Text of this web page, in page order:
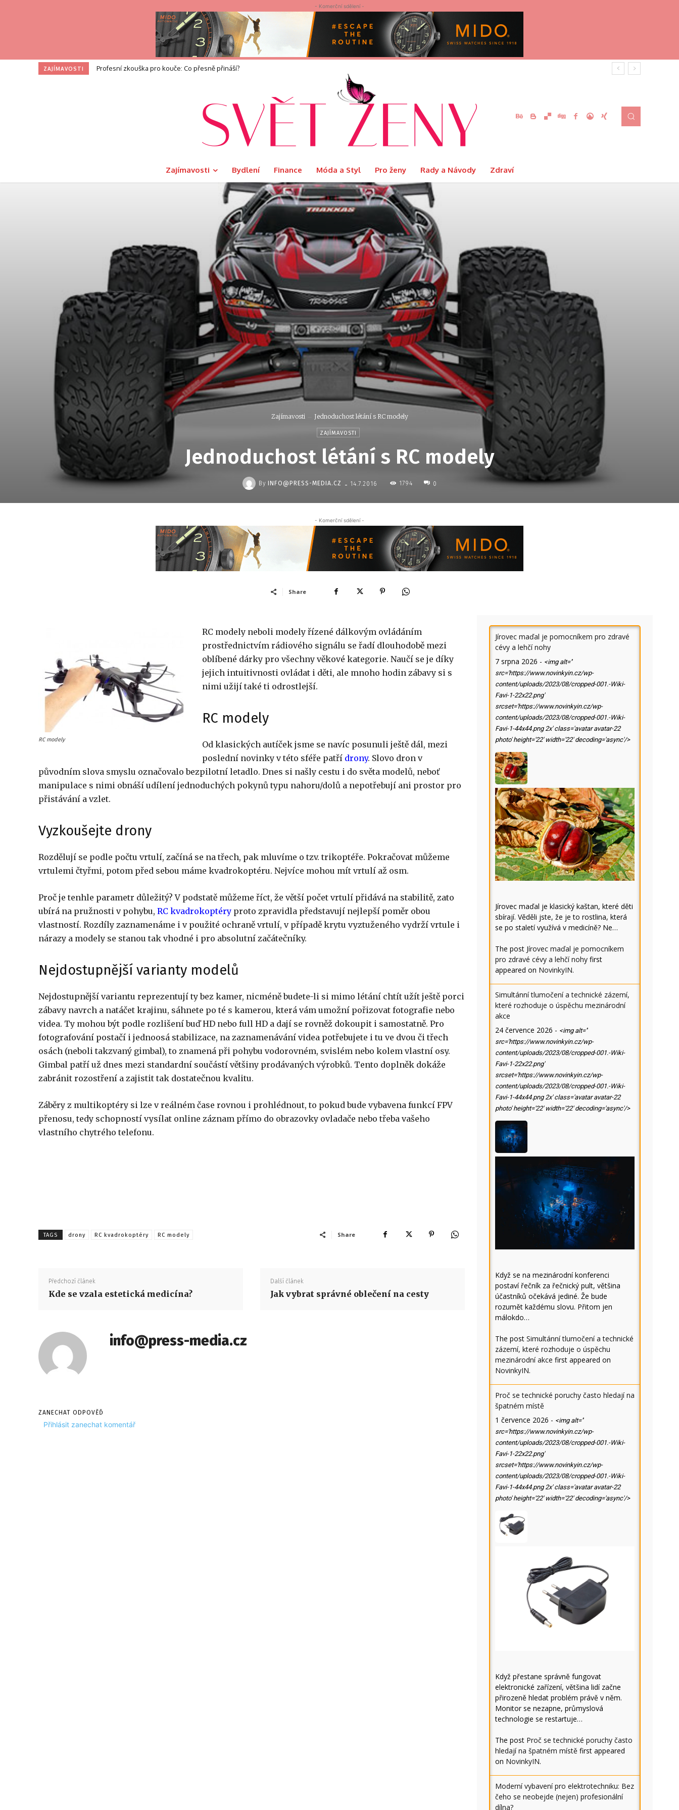
- Komerční sdělení -
ZAJÍMAVOSTI Profesní zkouška pro kouče: Co přesně přináší?
Zajímavosti Bydlení Finance Móda a Styl Pro ženy Rady a Návody Zdraví
Zajímavosti Jednoduchost létání s RC modely
ZAJÍMAVOSTI
Jednoduchost létání s RC modely
By INFO@PRESS-MEDIA.CZ - 14.7.2016 1794 0
- Komerční sdělení -
Share
RC modely
RC modely neboli modely řízené dálkovým ovládáním
prostřednictvím rádiového signálu se řadí dlouhodobě mezi
oblíbené dárky pro všechny věkové kategorie. Naučí se je díky
jejich intuitivnosti ovládat i děti, ale mnoho hodin zábavy si s
nimi užijí také ti odrostlejší.
RC modely
Od klasických autíček jsme se navíc posunuli ještě dál, mezi
poslední novinky v této sféře patří drony. Slovo dron v
původním slova smyslu označovalo bezpilotní letadlo. Dnes si našly cestu i do světa modelů, neboť
manipulace s nimi obnáší udílení jednoduchých pokynů typu nahoru/dolů a nepotřebují ani prostor pro
přistávání a vzlet.
Vyzkoušejte drony
Rozdělují se podle počtu vrtulí, začíná se na třech, pak mluvíme o tzv. trikoptéře. Pokračovat můžeme
vrtulemi čtyřmi, potom před sebou máme kvadrokoptéru. Nejvíce mohou mít vrtulí až osm.
Proč je tenhle parametr důležitý? V podstatě můžeme říct, že větší počet vrtulí přidává na stabilitě, zato
ubírá na pružnosti v pohybu, RC kvadrokoptéry proto zpravidla představují nejlepší poměr obou
vlastností. Rozdíly zaznamenáme i v použité ochraně vrtulí, v případě krytu vyztuženého vydrží vrtule i
nárazy a modely se stanou tak vhodné i pro absolutní začátečníky.
Nejdostupnější varianty modelů
Nejdostupnější variantu reprezentují ty bez kamer, nicméně budete-li si mimo létání chtít užít ještě porci
zábavy navrch a natáčet krajinu, sáhnete po té s kamerou, která vám umožní pořizovat fotografie nebo
videa. Ty mohou být podle rozlišení buď HD nebo full HD a dají se rovněž dokoupit i samostatně. Pro
fotografování postačí i jednoosá stabilizace, na zaznamenávání videa potřebujete i tu ve dvou či třech
osách (neboli takzvaný gimbal), to znamená při pohybu vodorovném, svislém nebo kolem vlastní osy.
Gimbal patří už dnes mezi standardní součástí většiny prodávaných výrobků. Tento doplněk dokáže
zabránit rozostření a zajistit tak dostatečnou kvalitu.
Záběry z multikoptéry si lze v reálném čase rovnou i prohlédnout, to pokud bude vybavena funkcí FPV
přenosu, tedy schopností vysílat online záznam přímo do obrazovky ovladače nebo třeba vašeho
vlastního chytrého telefonu.
TAGS drony RC kvadrokoptéry RC modely Share
Předchozí článek
Kde se vzala estetická medicína?
Další článek
Jak vybrat správné oblečení na cesty
info@press-media.cz
ZANECHAT ODPOVĚĎ
Přihlásit zanechat komentář
Jírovec maďal je pomocníkem pro zdravé
cévy a lehčí nohy
7 srpna 2026 - <img alt=''
src='https://www.novinkyin.cz/wp-
content/uploads/2023/08/cropped-001.-Wiki-
Favi-1-22x22.png'
srcset='https://www.novinkyin.cz/wp-
content/uploads/2023/08/cropped-001.-Wiki-
Favi-1-44x44.png 2x' class='avatar avatar-22
photo' height='22' width='22' decoding='async'/>
Jírovec maďal je klasický kaštan, které děti
sbírají. Věděli jste, že je to rostlina, která
se po staletí využívá v medicíně? Ne…
The post Jírovec maďal je pomocníkem
pro zdravé cévy a lehčí nohy first
appeared on NovinkyIN.
Simultánní tlumočení a technické zázemí,
které rozhoduje o úspěchu mezinárodní
akce
24 července 2026 - <img alt=''
src='https://www.novinkyin.cz/wp-
content/uploads/2023/08/cropped-001.-Wiki-
Favi-1-22x22.png'
srcset='https://www.novinkyin.cz/wp-
content/uploads/2023/08/cropped-001.-Wiki-
Favi-1-44x44.png 2x' class='avatar avatar-22
photo' height='22' width='22' decoding='async'/>
Když se na mezinárodní konferenci
postaví řečník za řečnický pult, většina
účastníků očekává jediné. Že bude
rozumět každému slovu. Přitom jen
málokdo…
The post Simultánní tlumočení a technické
zázemí, které rozhoduje o úspěchu
mezinárodní akce first appeared on
NovinkyIN.
Proč se technické poruchy často hledají na
špatném místě
1 července 2026 - <img alt=''
src='https://www.novinkyin.cz/wp-
content/uploads/2023/08/cropped-001.-Wiki-
Favi-1-22x22.png'
srcset='https://www.novinkyin.cz/wp-
content/uploads/2023/08/cropped-001.-Wiki-
Favi-1-44x44.png 2x' class='avatar avatar-22
photo' height='22' width='22' decoding='async'/>
Když přestane správně fungovat
elektronické zařízení, většina lidí začne
přirozeně hledat problém právě v něm.
Monitor se nezapne, průmyslová
technologie se restartuje…
The post Proč se technické poruchy často
hledají na špatném místě first appeared
on NovinkyIN.
Moderní vybavení pro elektrotechniku: Bez
čeho se neobejde (nejen) profesionální
dílna?